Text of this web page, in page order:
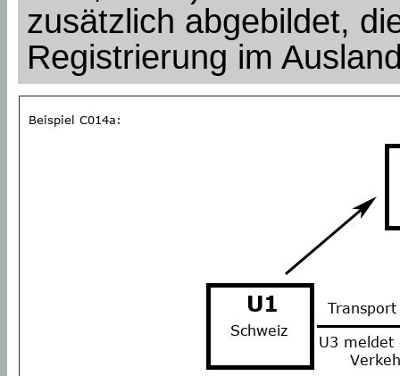
zusätzlich abgebildet,
Registrierung im